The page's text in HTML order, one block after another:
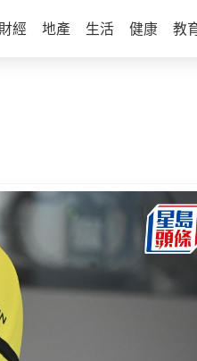
財經 地產 生活 健康 教